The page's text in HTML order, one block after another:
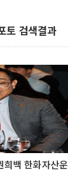
검색결과
희백 한화자산운